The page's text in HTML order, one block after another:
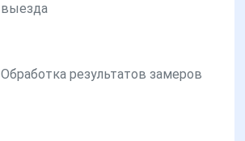
выезда
Обработка результатов замеров